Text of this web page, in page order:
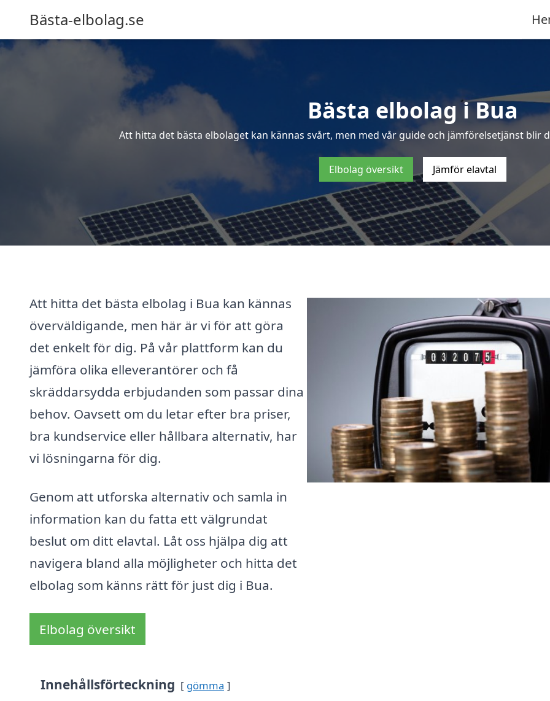
Bästa-elbolag.se
Bästa elbolag i Bua
Att hitta det bästa elbolaget kan kännas svårt, men med vår guide och jämförelsetjänst blir
Elbolag översikt Jämför elavtal
Att hitta det bästa elbolag i Bua kan kännas
överväldigande, men här är vi för att göra
det enkelt för dig. På vår plattform kan du
jämföra olika elleverantörer och få
skräddarsydda erbjudanden som passar dina
behov. Oavsett om du letar efter bra priser,
bra kundservice eller hållbara alternativ, har
vi lösningarna för dig.
Genom att utforska alternativ och samla in
information kan du fatta ett välgrundat
beslut om ditt elavtal. Låt oss hjälpa dig att
navigera bland alla möjligheter och hitta det
elbolag som känns rätt för just dig i Bua.
Elbolag översikt
Innehållsförteckning gömma